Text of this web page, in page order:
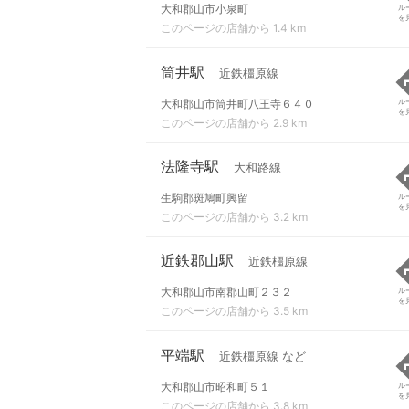
大和郡山市小泉町
このページの店舗から 1.4 km
ル
を
筒井駅 近鉄橿原線
大和郡山市筒井町八王寺６４０
このページの店舗から 2.9 km
ル
を
法隆寺駅 大和路線
生駒郡斑鳩町興留
このページの店舗から 3.2 km
ル
を
近鉄郡山駅 近鉄橿原線
大和郡山市南郡山町２３２
このページの店舗から 3.5 km
ル
を
平端駅 近鉄橿原線 など
大和郡山市昭和町５１
このページの店舗から 3.8 km
ル
を